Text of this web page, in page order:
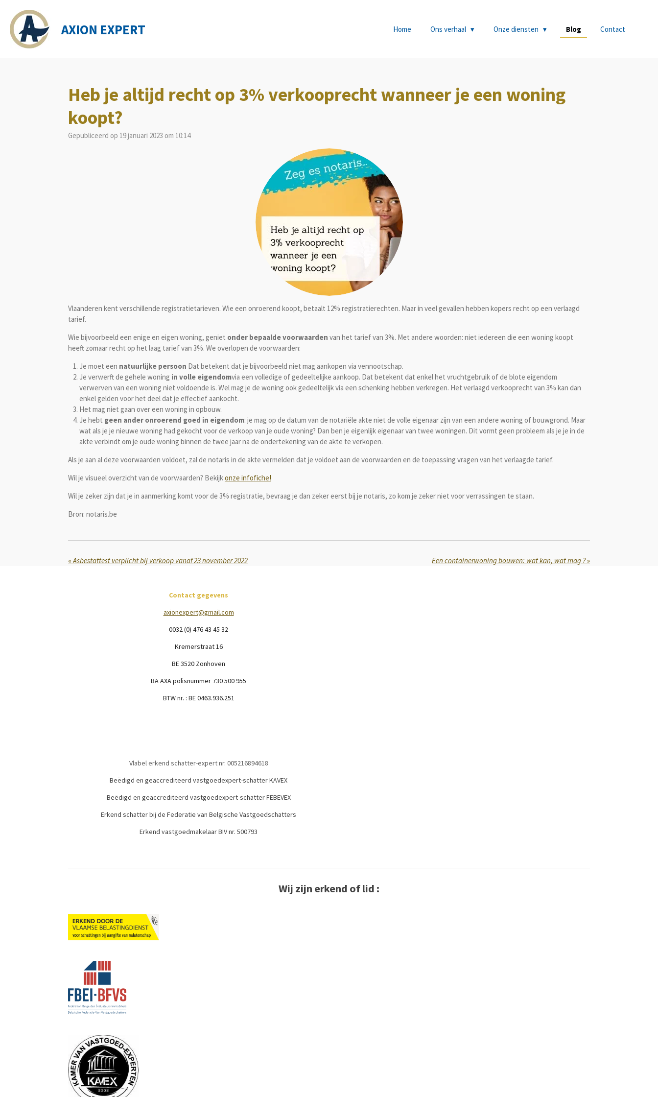
direct
naar
de
AXION EXPERT Home Ons verhaal Onze diensten Blog Contact
Heb je altijd recht op 3% verkooprecht wanneer je een woning
koopt?
Gepubliceerd op 19 januari 2023 om 10:14
Vlaanderen kent verschillende registratietarieven. Wie een onroerend koopt, betaalt 12% registratierechten. Maar in veel gevallen hebben kopers recht op een verlaagd
tarief.
Wie bijvoorbeeld een enige en eigen woning, geniet onder bepaalde voorwaarden van het tarief van 3%. Met andere woorden: niet iedereen die een woning koopt
heeft zomaar recht op het laag tarief van 3%. We overlopen de voorwaarden:
Je moet een natuurlijke persoon Dat betekent dat je bijvoorbeeld niet mag aankopen via vennootschap.
Je verwerft de gehele woning in volle eigendomvia een volledige of gedeeltelijke aankoop. Dat betekent dat enkel het vruchtgebruik of de blote eigendom
verwerven van een woning niet voldoende is. Wel mag je de woning ook gedeeltelijk via een schenking hebben verkregen. Het verlaagd verkooprecht van 3% kan dan
enkel gelden voor het deel dat je effectief aankocht.
Het mag niet gaan over een woning in opbouw.
Je hebt geen ander onroerend goed in eigendom: je mag op de datum van de notariële akte niet de volle eigenaar zijn van een andere woning of bouwgrond. Maar
wat als je je nieuwe woning had gekocht voor de verkoop van je oude woning? Dan ben je eigenlijk eigenaar van twee woningen. Dit vormt geen probleem als je je in de
akte verbindt om je oude woning binnen de twee jaar na de ondertekening van de akte te verkopen.
Als je aan al deze voorwaarden voldoet, zal de notaris in de akte vermelden dat je voldoet aan de voorwaarden en de toepassing vragen van het verlaagde tarief.
Wil je visueel overzicht van de voorwaarden? Bekijkonze infofiche!
Wil je zeker zijn dat je in aanmerking komt voor de 3% registratie, bevraag je dan zeker eerst bij je notaris, zo kom je zeker niet voor verrassingen te staan.
Bron: notaris.be
« Asbestattest verplicht bij verkoop vanaf 23 november 2022 Een containerwoning bouwen: wat kan, wat mag ?»
Contact gegevens
axionexpert@gmail.com
0032 (0) 476 43 45 32
Kremerstraat 16
BE 3520 Zonhoven
BA AXA polisnummer 730 500 955
BTW nr. : BE 0463.936.251
Vlabel erkend schatter-expert nr. 005216894618
Beëdigd en geaccrediteerd vastgoedexpert-schatter KAVEX
Beëdigd en geaccrediteerd vastgoedexpert-schatter FEBEVEX
Erkend schatter bij de Federatie van Belgische Vastgoedschatters
Erkend vastgoedmakelaar BIV nr. 500793
Wij zijn erkend of lid :